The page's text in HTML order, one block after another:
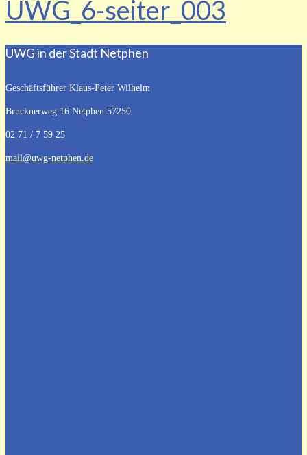
UWG_6-seiter_003
UWG in der Stadt Netphen
Geschäftsführer Klaus-Peter Wilhelm
Brucknerweg 16 Netphen 57250
02 71 / 7 59 25
mail@uwg-netphen.de